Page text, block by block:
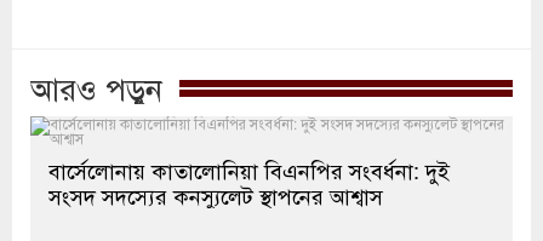
আরও পড়ুন
বার্সেলোনায় কাতালোনিয়া বিএনপির সংবর্ধনা: দুই
সংসদ সদস্যের কনস্যুলেট স্থাপনের আশ্বাস